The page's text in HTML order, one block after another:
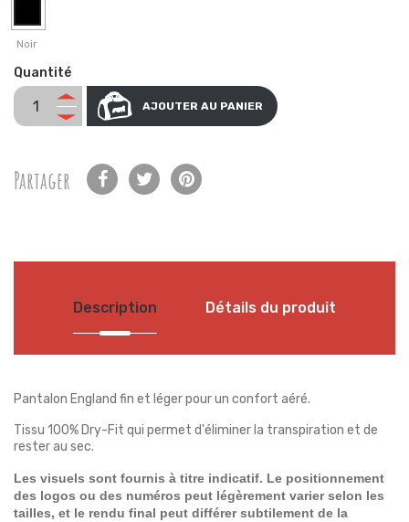
Noir
Quantité
AJOUTER AU PANIER
Partager
Description Détails du produit
Pantalon England fin et léger pour un confort aéré.
Tissu 100% Dry-Fit qui permet d'éliminer la transpiration et de
rester au sec.
Les visuels sont fournis à titre indicatif. Le positionnement
des logos ou des numéros peut légèrement varier selon les
tailles, et le rendu final peut différer subtilement de la